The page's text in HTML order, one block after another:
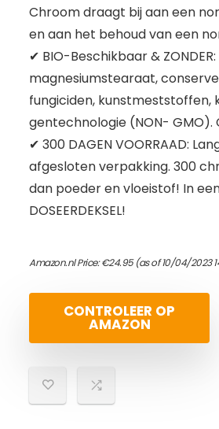
Chroom draagt bij aan een
en aan het behoud van een
✔ BIO-Beschikbaar &
magnesiumstearaat,
fungiciden,
gentechnologie (NON-
✔ 300 DAGEN VOORRAAD:
afgesloten verpakking. 300
dan poeder en vloeistof! In
DOSEERDEKSEL!
Amazon.nl Price:€24.95(as of 10/04/2023
CONTROLEER OP
AMAZON